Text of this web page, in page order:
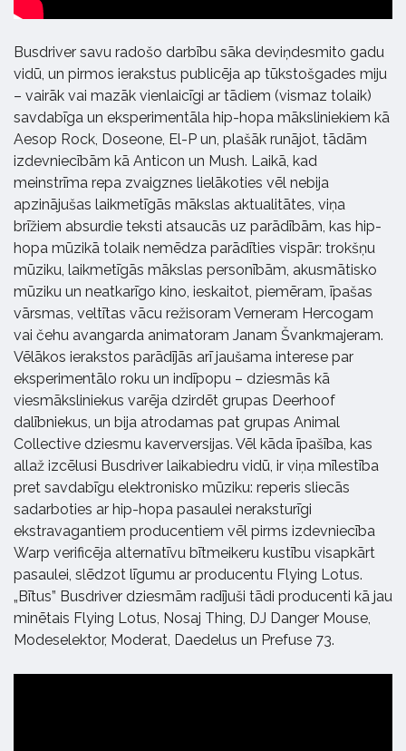
Busdriver savu radošo darbību sāka deviņdesmito gadu
vidū, un pirmos ierakstus publicēja ap tūkstošgades miju
– vairāk vai mazāk vienlaicīgi ar tādiem (vismaz tolaik)
savdabīga un eksperimentāla hip-hopa māksliniekiem kā
Aesop Rock, Doseone, El-P un, plašāk runājot, tādām
izdevniecībām kā Anticon un Mush. Laikā, kad
meinstrīma repa zvaigznes lielākoties vēl nebija
apzinājušas laikmetīgās mākslas aktualitātes, viņa
brīžiem absurdie teksti atsaucās uz parādībām, kas hip-
hopa mūzikā tolaik nemēdza parādīties vispār: trokšņu
mūziku, laikmetīgās mākslas personībām, akusmātisko
mūziku un neatkarīgo kino, ieskaitot, piemēram, īpašas
vārsmas, veltītas vācu režisoram Verneram Hercogam
vai čehu avangarda animatoram Janam Švankmajeram.
Vēlākos ierakstos parādījās arī jaušama interese par
eksperimentālo roku un indīpopu – dziesmās kā
viesmāksliniekus varēja dzirdēt grupas Deerhoof
dalībniekus, un bija atrodamas pat grupas Animal
Collective dziesmu kaverversijas. Vēl kāda īpašība, kas
allaž izcēlusi Busdriver laikabiedru vidū, ir viņa mīlestība
pret savdabīgu elektronisko mūziku: reperis sliecās
sadarboties ar hip-hopa pasaulei neraksturīgi
ekstravagantiem producentiem vēl pirms izdevniecība
Warp verificēja alternatīvu bītmeikeru kustību visapkārt
pasaulei, slēdzot līgumu ar producentu Flying Lotus.
„Bītus” Busdriver dziesmām radījuši tādi producenti kā jau
minētais Flying Lotus, Nosaj Thing, DJ Danger Mouse,
Modeselektor, Moderat, Daedelus un Prefuse 73.